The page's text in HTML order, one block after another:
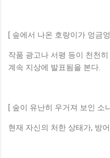
[ 숲에서 나온 호랑이가 엉금
작품 광고나 서평 등이 천천
계속 지상에 발표됨을 본다.
[ 숲이 유난히 우거져 보인 소
현재 자신의 처한 상태가, 방